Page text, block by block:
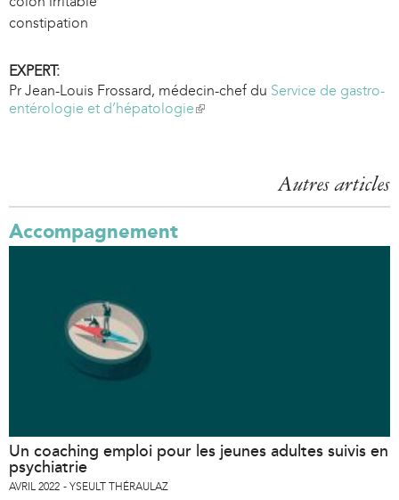
constipation
EXPERT:
Pr Jean-Louis Frossard, médecin-chef du Service de gastro-
entérologie et d’hépatologie(
x
Autres articles
Accompagnement
Un coaching emploi pour les jeunes adultes suivis en
psychiatrie
AVRIL 2022 YSEULT THÉRAULAZ